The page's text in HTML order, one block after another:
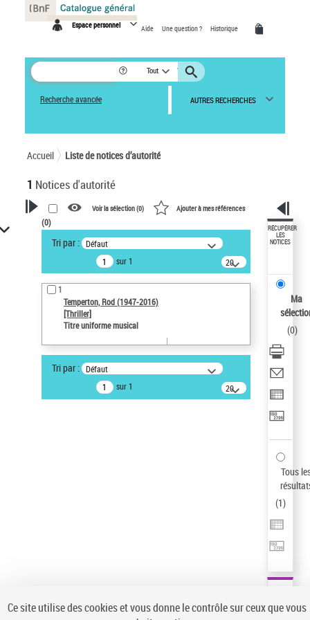
Espace personnel Aide Une question ? Historique
Tout
Recherche avancée AUTRES RECHERCHES
Accueil Liste de notices d’autorité
1 Notices d'autorité
VOTRE RECHERCHE
Recherche avancée dans les
notices d’autorité
Œuvres liées à l'auteur :
Temperton, Rod (1947-2016)
Sauvegarder votre recherche
AFFINER
Type de notice d'autorité
Voir la sélection (0) Ajouter à mes références
(0)
Tri par : Défaut
sur 1
20
résultats/page
1
Temperton, Rod (1947-2016)
[Thriller]
Titre uniforme musical
Tri par : Défaut
sur 1
20
résultats/page
RÉCUPÉRER
LES
NOTICES
Ma
(0)
Tous
(1)
Panneau de gestion des cookies
Ce site utilise des cookies et vous donne le contrôle sur ceux que vous